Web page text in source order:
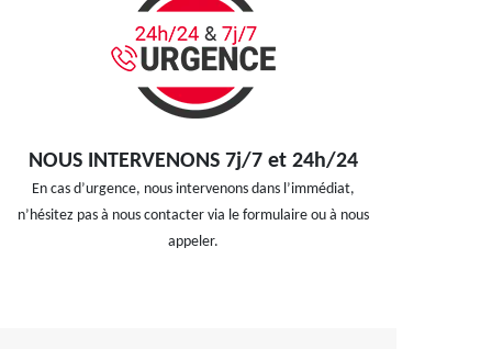
NOUS INTERVENONS 7j/7 et 24h/24
En cas d’urgence, nous intervenons dans l’immédiat,
n’hésitez pas à nous contacter via le formulaire ou à nous
appeler.